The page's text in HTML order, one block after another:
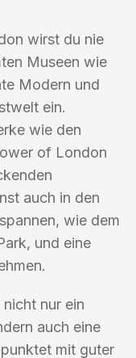
wirst du nie
Museen wie
Modern und
ein.
wie den
of London
auch in den
wie dem
und eine
nur ein
auch eine
mit guter